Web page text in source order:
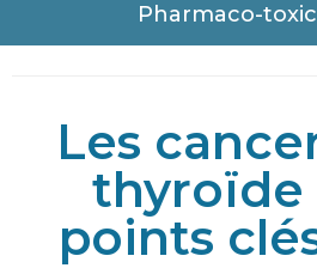
Pharmaco-
Les
thyroïde
points